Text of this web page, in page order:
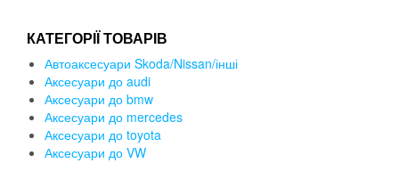
КАТЕГОРІЇ ТОВАРІВ
Автоаксесуари Skoda/Nissan/інші
Аксесуари до audi
Аксесуари до bmw
Аксесуари до mercedes
Аксесуари до toyota
Аксесуари до VW